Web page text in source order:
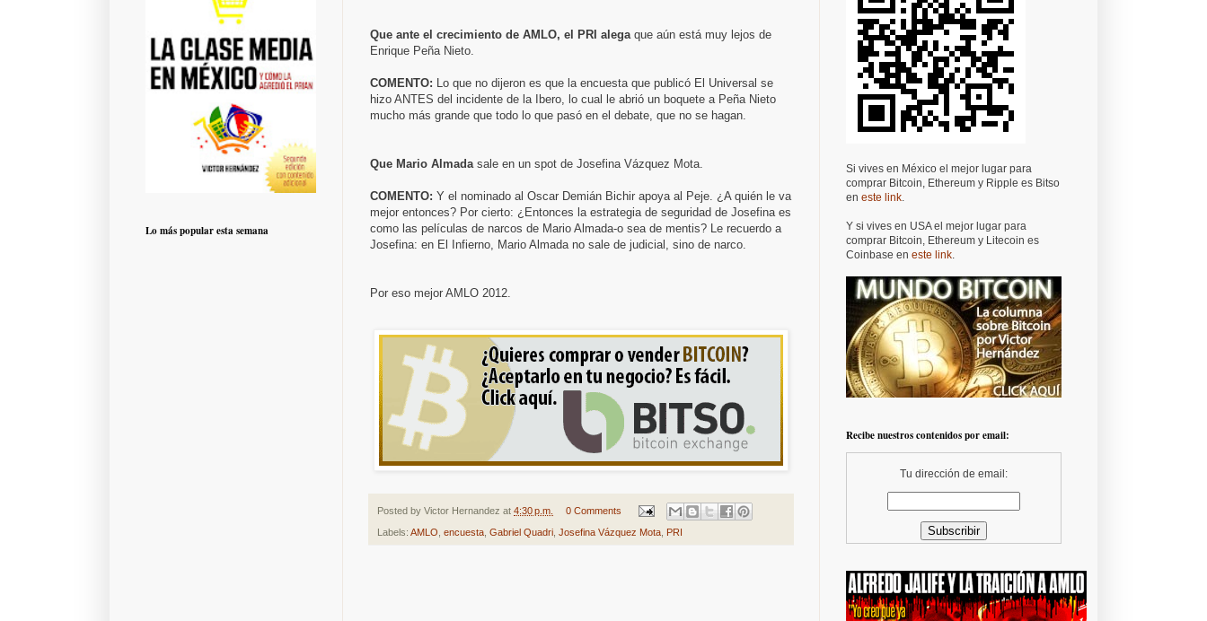
Que ante el crecimiento de AMLO, el PRI alega que aún está muy lejos de
Enrique Peña Nieto.
COMENTO: Lo que no dijeron es que la encuesta que publicó El Universal se
hizo ANTES del incidente de la Ibero, lo cual le abrió un boquete a Peña Nieto
mucho más grande que todo lo que pasó en el debate, que no se hagan.
Que Mario Almada sale en un spot de Josefina Vázquez Mota.
COMENTO: Y el nominado al Oscar Demián Bichir apoya al Peje. ¿A quién le va
mejor entonces? Por cierto: ¿Entonces la estrategia de seguridad de Josefina es
como las películas de narcos de Mario Almada-o sea de mentis? Le recuerdo a
Josefina: en El Infierno, Mario Almada no sale de judicial, sino de narco.
Por eso mejor AMLO 2012.
Posted by Victor Hernandez at 4:30 p.m. 0 Comments
Labels: AMLO encuesta Gabriel Quadri Josefina Vázquez Mota PRI
Lo más popular esta semana
Si vives en México el mejor lugar para
comprar Bitcoin, Ethereum y Ripple es Bitso
en este link.
Y si vives en USA el mejor lugar para
comprar Bitcoin, Ethereum y Litecoin es
Coinbase en este link.
Recibe nuestros contenidos por email:
Tu dirección de email: